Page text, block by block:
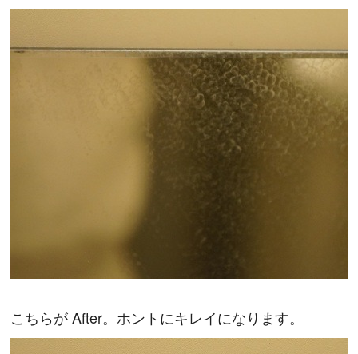
こちらが After。ホントにキレイになります。